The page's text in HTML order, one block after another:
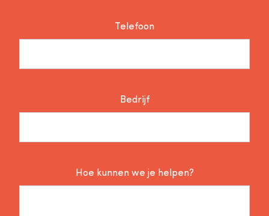
Telefoon
Bedrijf
Hoe kunnen we je helpen?